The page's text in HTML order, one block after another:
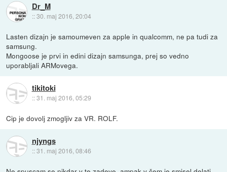
Dr_M
::30. maj 2016, 20:04
Lasten dizajn je samoumeven za apple in qualcomm, ne pa tudi za
samsung.
Mongoose je prvi in edini dizajn samsunga, prej so vedno
uporabljali ARMovega.
tikitoki
::31. maj 2016, 05:29
Cip je dovolj zmogljiv za VR. ROLF.
njyngs
::31. maj 2016, 08:46